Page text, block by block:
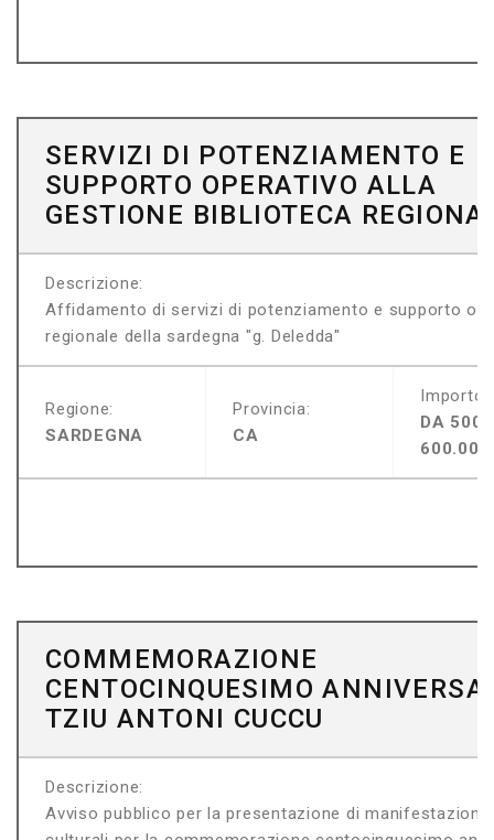
SERVIZI DI POTENZIAMENTO E
SUPPORTO OPERATIVO ALLA
GESTIONE BIBLIOTECA
Descrizione:
Affidamento di servizi di potenziamento e supporto
regionale della sardegna "g. Deledda"
Regione:
SARDEGNA
Provincia:
CA
Importo:
DA
600.000
COMMEMORAZIONE
CENTOCINQUESIMO
TZIU ANTONI CUCCU
Descrizione:
Avviso pubblico per la presentazione di